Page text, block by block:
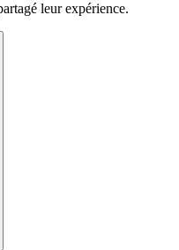
leur expérience.